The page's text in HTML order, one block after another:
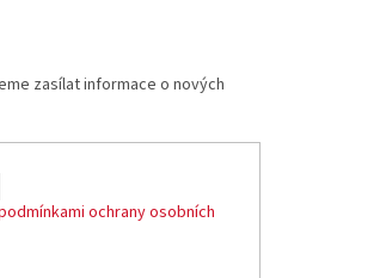
zasílat informace o nových
ochrany osobních